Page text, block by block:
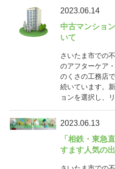
2023.06.14
中古マンショ
いて
さいたま市での
のアフターケア
のくさの工務店
続いています。
ョンを選択し、
2023.06.13
「相鉄・東急
すます人気の